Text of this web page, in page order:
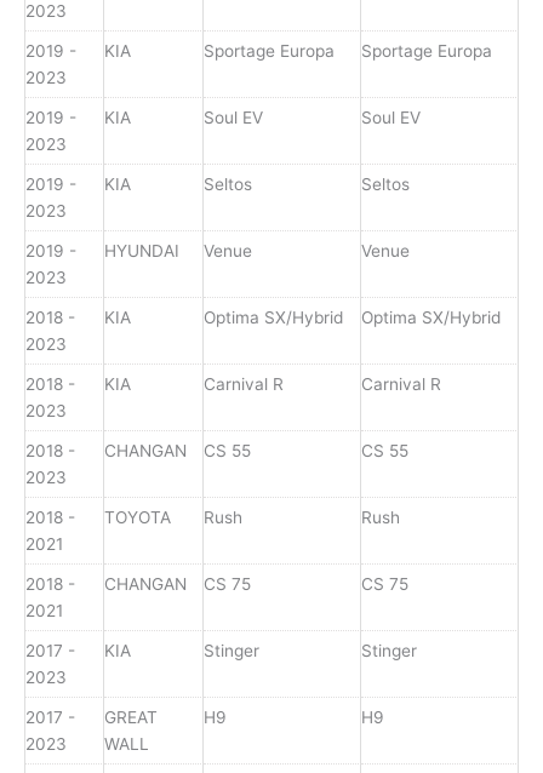
2023
2019 -
2023
KIA Sportage Europa Sportage Europa
2019 -
2023
KIA Soul EV Soul EV
2019 -
2023
KIA Seltos Seltos
2019 -
2023
HYUNDAI Venue Venue
2018 -
2023
KIA Optima SX/Hybrid Optima SX/Hybrid
2018 -
2023
KIA Carnival R Carnival R
2018 -
2023
CHANGAN CS 55 CS 55
2018 -
2021
TOYOTA Rush Rush
2018 -
2021
CHANGAN CS 75 CS 75
2017 -
2023
KIA Stinger Stinger
2017 -
2023
GREAT
WALL
H9 H9